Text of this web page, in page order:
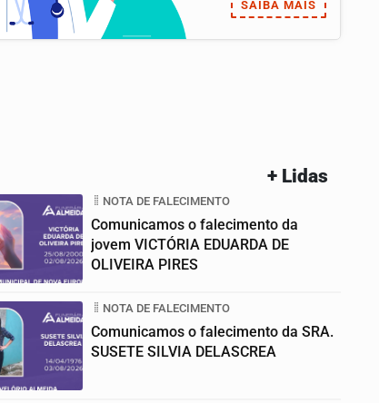
SAIBA MAIS
+ Lidas
NOTA DE FALECIMENTO
Comunicamos o falecimento da
jovem VICTÓRIA EDUARDA DE
OLIVEIRA PIRES
NOTA DE FALECIMENTO
Comunicamos o falecimento da SRA.
SUSETE SILVIA DELASCREA